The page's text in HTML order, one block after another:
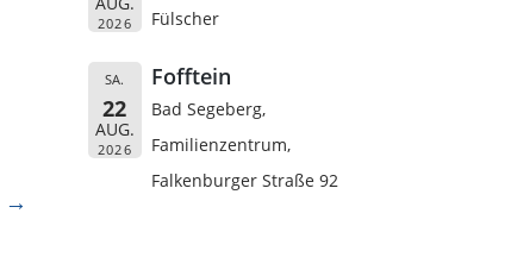
2026
Fülscher
SA.
22
AUG.
2026
Fofftein
Bad Segeberg,
Familienzentrum,
Falkenburger Straße 92